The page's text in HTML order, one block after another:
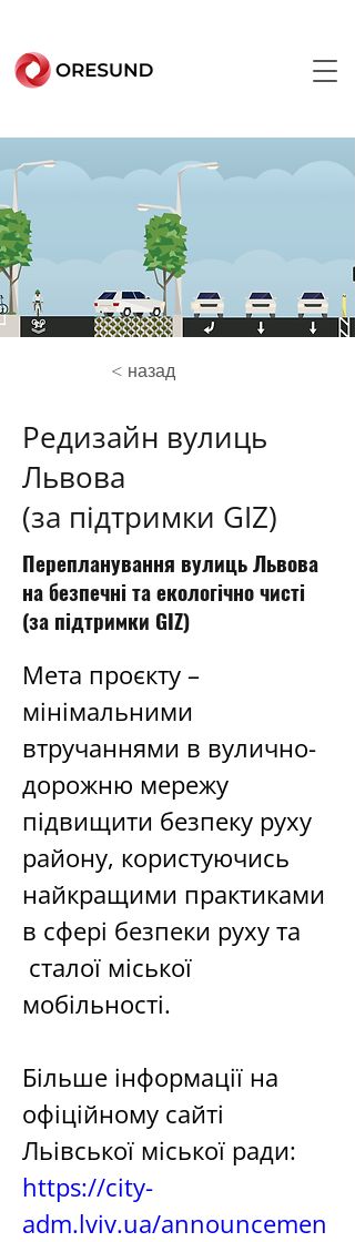
< назад
Редизайн вулиць
Львова
(за підтримки GIZ)
Перепланування вулиць Львова
на безпечні та екологічно чисті
(за підтримки GIZ)
Мета проєкту –
мінімальними
втручаннями в вулично-
дорожню мережу
підвищити безпеку руху
району, користуючись
найкращими практиками
в сфері безпеки руху та
сталої міської
мобільності.
Більше інформації на
офіційному сайті
Льівської міської ради:
https://city-
adm.lviv.ua/announcemen